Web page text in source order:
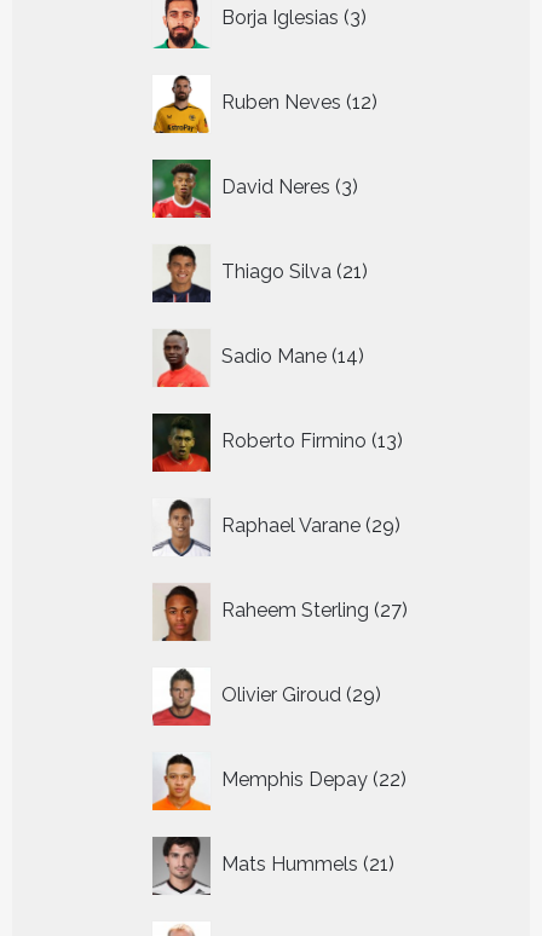
Borja Iglesias 3
producten
Ruben Neves 12
producten
David Neres 3
producten
Thiago Silva 21
producten
Sadio Mane 14
producten
Roberto Firmino 13
producten
Raphael Varane 29
producten
Raheem Sterling 27
producten
Olivier Giroud 29
producten
Memphis Depay 22
producten
Mats Hummels 21
producten